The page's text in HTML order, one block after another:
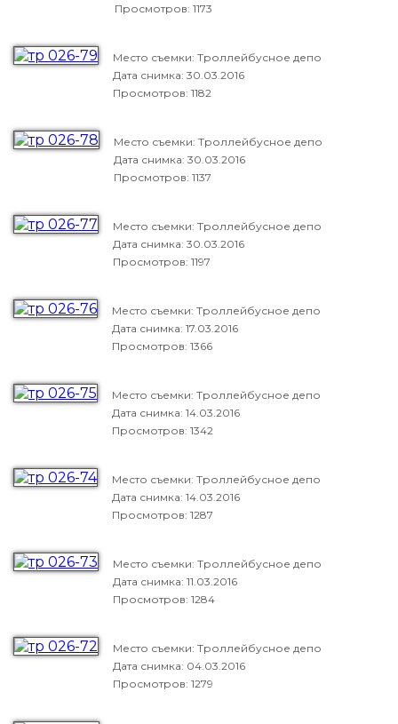
Просмотров: 1173
Место съемки: Троллейбусное депо
Дата снимка: 30.03.2016
Просмотров: 1182
Место съемки: Троллейбусное депо
Дата снимка: 30.03.2016
Просмотров: 1137
Место съемки: Троллейбусное депо
Дата снимка: 30.03.2016
Просмотров: 1197
Место съемки: Троллейбусное депо
Дата снимка: 17.03.2016
Просмотров: 1366
Место съемки: Троллейбусное депо
Дата снимка: 14.03.2016
Просмотров: 1342
Место съемки: Троллейбусное депо
Дата снимка: 14.03.2016
Просмотров: 1287
Место съемки: Троллейбусное депо
Дата снимка: 11.03.2016
Просмотров: 1284
Место съемки: Троллейбусное депо
Дата снимка: 04.03.2016
Просмотров: 1279